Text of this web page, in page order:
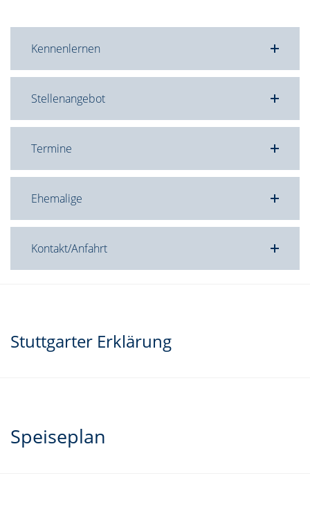
Kennenlernen
Stellenangebot
Termine
Ehemalige
Kontakt/Anfahrt
Stuttgarter Erklärung
Speiseplan